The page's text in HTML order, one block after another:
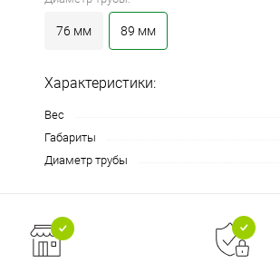
76 мм 89 мм
Характеристики:
Вес
Габариты
Диаметр трубы